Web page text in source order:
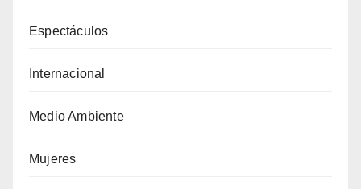
Espectáculos
Internacional
Medio Ambiente
Mujeres